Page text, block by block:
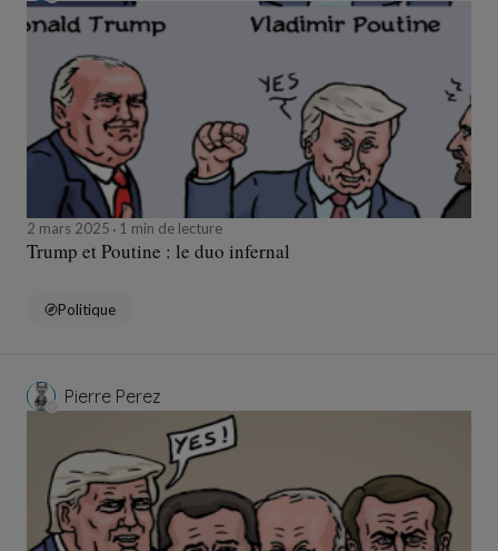
2 mars 2025 1 min de lecture
Trump et Poutine : le duo infernal
Politique
Pierre Perez